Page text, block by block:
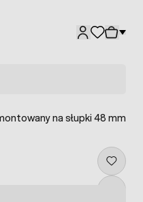
na słupki 48 mm